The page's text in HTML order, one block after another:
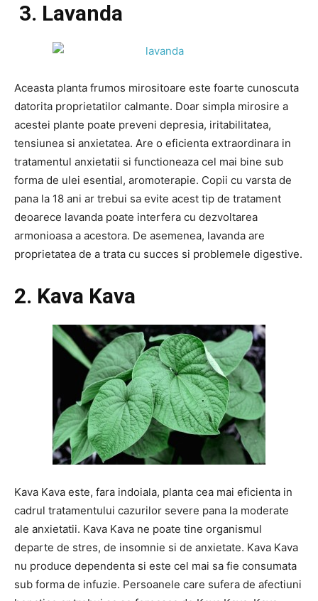
3. Lavanda
Aceasta planta frumos mirositoare este foarte cunoscuta
datorita proprietatilor calmante. Doar simpla mirosire a
acestei plante poate preveni depresia, iritabilitatea,
tensiunea si anxietatea. Are o eficienta extraordinara in
tratamentul anxietatii si functioneaza cel mai bine sub
forma de ulei esential, aromoterapie. Copii cu varsta de
pana la 18 ani ar trebui sa evite acest tip de tratament
deoarece lavanda poate interfera cu dezvoltarea
armonioasa a acestora. De asemenea, lavanda are
proprietatea de a trata cu succes si problemele digestive.
2. Kava Kava
Kava Kava este, fara indoiala, planta cea mai eficienta in
cadrul tratamentului cazurilor severe pana la moderate
ale anxietatii. Kava Kava ne poate tine organismul
departe de stres, de insomnie si de anxietate. Kava Kava
nu produce dependenta si este cel mai sa fie consumata
sub forma de infuzie. Persoanele care sufera de afectiuni